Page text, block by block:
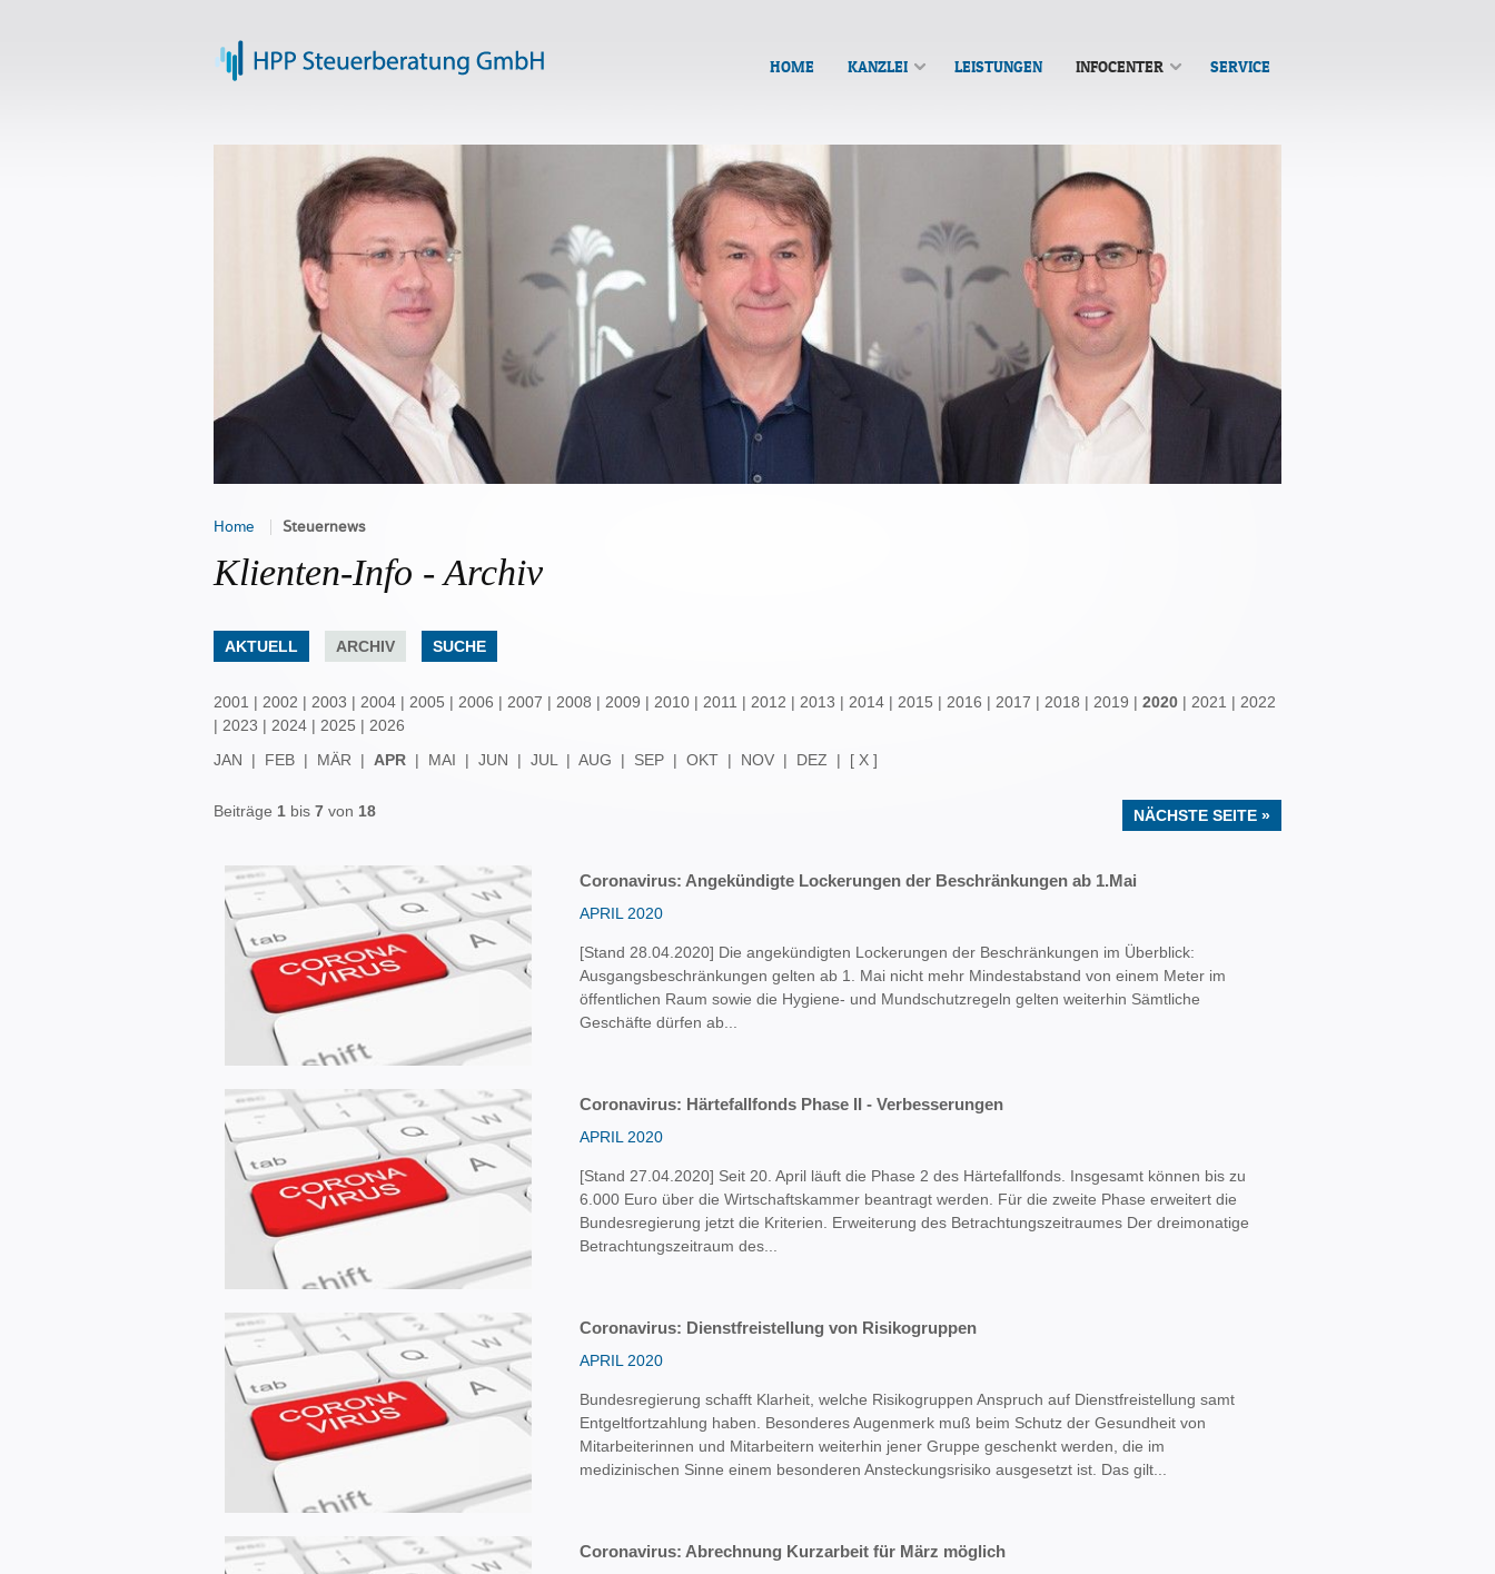
HOME KANZLEI LEISTUNGEN INFOCENTER SERVICE
Home Steuernews
Klienten-Info - Archiv
AKTUELL ARCHIV SUCHE
2001 | 2002 | 2003 | 2004 | 2005 | 2006 | 2007 | 2008 | 2009 | 2010 | 2011 | 2012 | 2013 | 2014 | 2015 | 2016 | 2017 | 2018 | 2019 | 2020 | 2021 | 2022
| 2023 | 2024 | 2025 | 2026
JAN | FEB | MÄR | APR | MAI | JUN | JUL | AUG | SEP | OKT | NOV | DEZ | [ X ]
Beiträge 1 bis 7 von 18 NÄCHSTE SEITE »
Coronavirus: Angekündigte Lockerungen der Beschränkungen ab 1.Mai
APRIL 2020
[Stand 28.04.2020] Die angekündigten Lockerungen der Beschränkungen im Überblick:
Ausgangsbeschränkungen gelten ab 1. Mai nicht mehr Mindestabstand von einem Meter im
öffentlichen Raum sowie die Hygiene- und Mundschutzregeln gelten weiterhin Sämtliche
Geschäfte dürfen ab...
Coronavirus: Härtefallfonds Phase II - Verbesserungen
APRIL 2020
[Stand 27.04.2020] Seit 20. April läuft die Phase 2 des Härtefallfonds. Insgesamt können bis zu
6.000 Euro über die Wirtschaftskammer beantragt werden. Für die zweite Phase erweitert die
Bundesregierung jetzt die Kriterien. Erweiterung des Betrachtungszeitraumes Der dreimonatige
Betrachtungszeitraum des...
Coronavirus: Dienstfreistellung von Risikogruppen
APRIL 2020
Bundesregierung schafft Klarheit, welche Risikogruppen Anspruch auf Dienstfreistellung samt
Entgeltfortzahlung haben. Besonderes Augenmerk muß beim Schutz der Gesundheit von
Mitarbeiterinnen und Mitarbeitern weiterhin jener Gruppe geschenkt werden, die im
medizinischen Sinne einem besonderen Ansteckungsrisiko ausgesetzt ist. Das gilt...
Coronavirus: Abrechnung Kurzarbeit für März möglich